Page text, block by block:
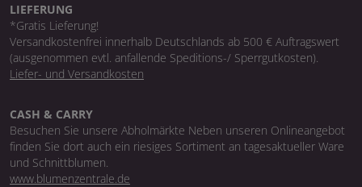
LIEFERUNG
*Gratis Lieferung!
Versandkostenfrei innerhalb Deutschlands ab 500 € Auftragswert
(ausgenommen evtl. anfallende Speditions-/ Sperrgutkosten).
Liefer- und Versandkosten
CASH & CARRY
Besuchen Sie unsere Abholmärkte Neben unseren Onlineangebot
finden Sie dort auch ein riesiges Sortiment an tagesaktueller Ware
und Schnittblumen.
www.blumenzentrale.de